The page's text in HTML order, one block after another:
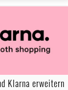
Klarna erweitern